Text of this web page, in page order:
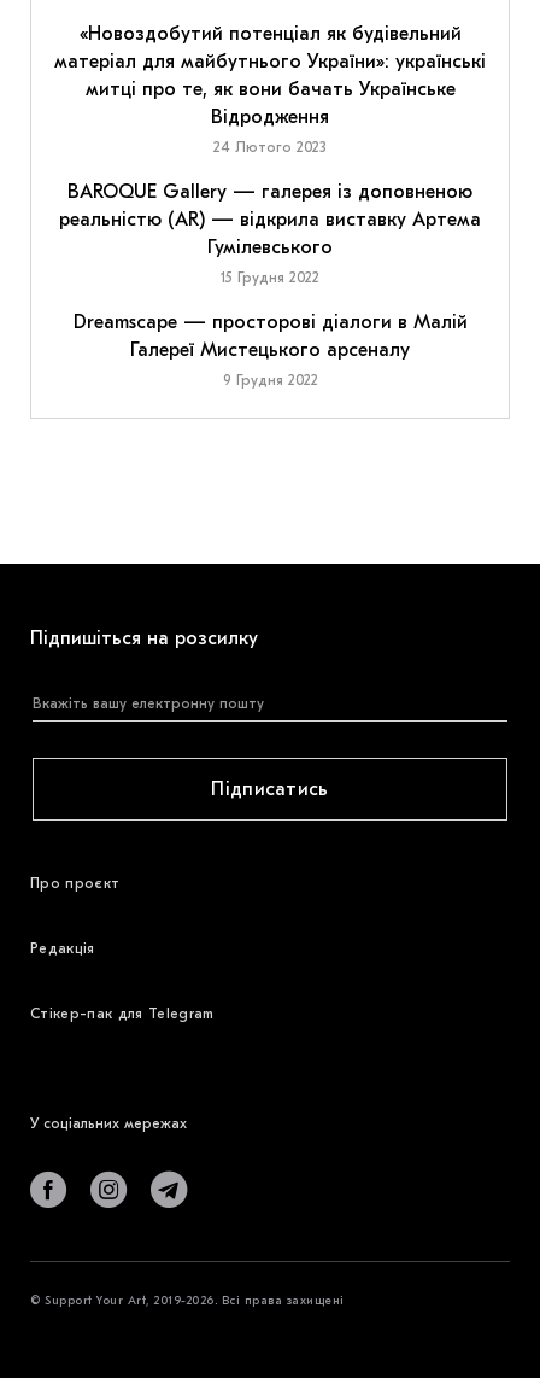
«Новоздобутий потенціал як будівельний
матеріал для майбутнього України»: українські
митці про те, як вони бачать Українське
Відродження
24 Лютого 2023
BAROQUE Gallery — галерея із доповненою
реальністю (AR) — відкрила виставку Артема
Гумілевського
15 Грудня 2022
Dreamscape — просторові діалоги в Малій
Галереї Мистецького арсеналу
9 Грудня 2022
Підпишіться на розсилку
Підписатись
Про проєкт
Редакція
Стікер-пак для Telegram
У соціальних мережах
© Support Your Art, 2019-2026. Всі права захищені